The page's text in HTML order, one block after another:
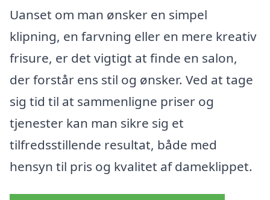
Uanset om man ønsker en simpel
klipning, en farvning eller en mere kreativ
frisure, er det vigtigt at finde en salon,
der forstår ens stil og ønsker. Ved at tage
sig tid til at sammenligne priser og
tjenester kan man sikre sig et
tilfredsstillende resultat, både med
hensyn til pris og kvalitet af dameklippet.